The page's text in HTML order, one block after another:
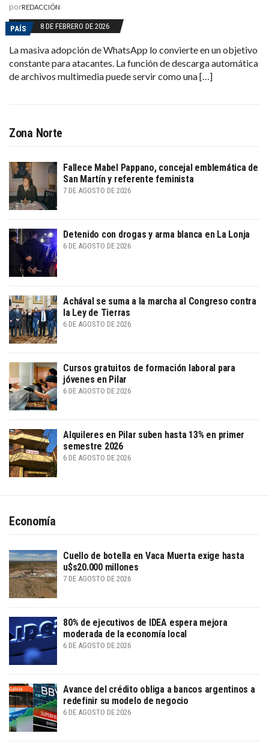
porREDACCIÓN
PAÍS 8 DE FEBRERO DE 2026
La masiva adopción de WhatsApp lo convierte en un objetivo
constante para atacantes. La función de descarga automática
de archivos multimedia puede servir como una […]
Zona Norte
Fallece Mabel Pappano, concejal emblemática de
San Martín y referente feminista
7 DE AGOSTO DE 2026
Detenido con drogas y arma blanca en La Lonja
6 DE AGOSTO DE 2026
Achával se suma a la marcha al Congreso contra
la Ley de Tierras
6 DE AGOSTO DE 2026
Cursos gratuitos de formación laboral para
jóvenes en Pilar
6 DE AGOSTO DE 2026
Alquileres en Pilar suben hasta 13% en primer
semestre 2026
6 DE AGOSTO DE 2026
Economía
Cuello de botella en Vaca Muerta exige hasta
u$s20.000 millones
7 DE AGOSTO DE 2026
80% de ejecutivos de IDEA espera mejora
moderada de la economía local
6 DE AGOSTO DE 2026
Avance del crédito obliga a bancos argentinos a
redefinir su modelo de negocio
6 DE AGOSTO DE 2026